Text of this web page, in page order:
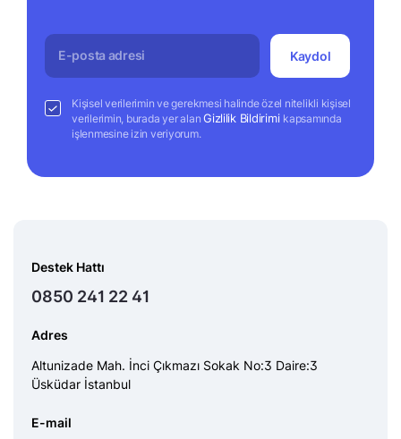
Kaydol
Kişisel verilerimin ve gerekmesi halinde özel nitelikli kişisel
verilerimin, burada yer alanGizlilik Bildirimi kapsamında
işlenmesine izin veriyorum.
Destek Hattı
0850 241 22 41
Adres
Altunizade Mah. İnci Çıkmazı Sokak No:3 Daire:3
Üsküdar İstanbul
E-mail